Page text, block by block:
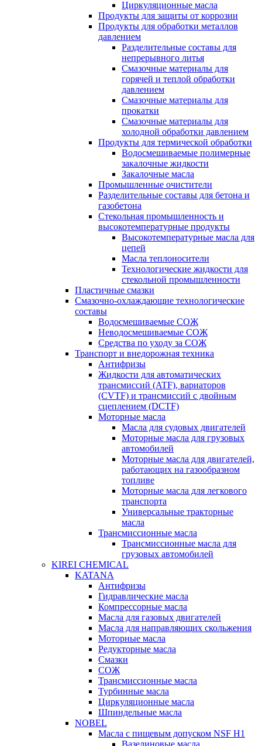
Циркуляционные масла
Продукты для защиты от коррозии
Продукты для обработки металлов
давлением
Разделительные составы для
непрерывного литья
Смазочные материалы для
горячей и теплой обработки
давлением
Смазочные материалы для
прокатки
Смазочные материалы для
холодной обработки давлением
Продукты для термической обработки
Водосмешиваемые полимерные
закалочные жидкости
Закалочные масла
Промышленные очистители
Разделительные составы для бетона и
газобетона
Стекольная промышленность и
высокотемпературные продукты
Высокотемпературные масла для
цепей
Масла теплоносители
Технологические жидкости для
стекольной промышленности
Пластичные смазки
Смазочно-охлаждающие технологические
составы
Водосмешиваемые СОЖ
Неводосмешиваемые СОЖ
Средства по уходу за СОЖ
Транспорт и внедорожная техника
Антифризы
Жидкости для автоматических
трансмиссий (ATF), вариаторов
(CVTF) и трансмиссий с двойным
сцеплением (DCTF)
Моторные масла
Масла для судовых двигателей
Моторные масла для грузовых
автомобилей
Моторные масла для двигателей,
работающих на газообразном
топливе
Моторные масла для легкового
транспорта
Универсальные тракторные
масла
Трансмиссионные масла
Трансмиссионные масла для
грузовых автомобилей
KIREI CHEMICAL
KATANA
Антифризы
Гидравлические масла
Компрессорные масла
Масла для газовых двигателей
Масла для направляющих скольжения
Моторные масла
Редукторные масла
Смазки
СОЖ
Трансмиссионные масла
Турбинные масла
Циркуляционные масла
Шпиндельные масла
NOBEL
Масла с пищевым допуском NSF H1
Вазелиновые масла